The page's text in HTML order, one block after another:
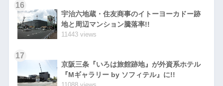
16
宇治六地蔵・住友商事のイトーヨーカドー跡
地と周辺マンション騰落率!!
11443 views
17
京阪三条『いろは旅館跡地』が外資系ホテル
『Mギャラリー by ソフィテル』に!!